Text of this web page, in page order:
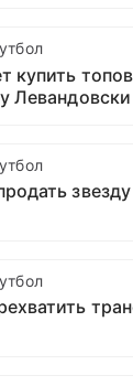
купить
Левандовски
звезду